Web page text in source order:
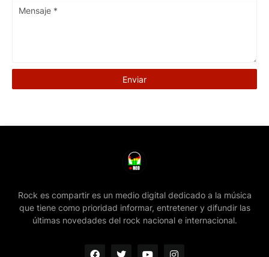
Rock es compartir es un medio digital dedicado a la música
que tiene como prioridad informar, entretener y difundir las
últimas novedades del rock nacional e internacional.